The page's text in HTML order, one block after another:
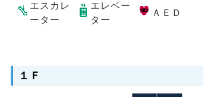
エスカレ
ーター
エレベー
ター
ＡＥＤ
１Ｆ